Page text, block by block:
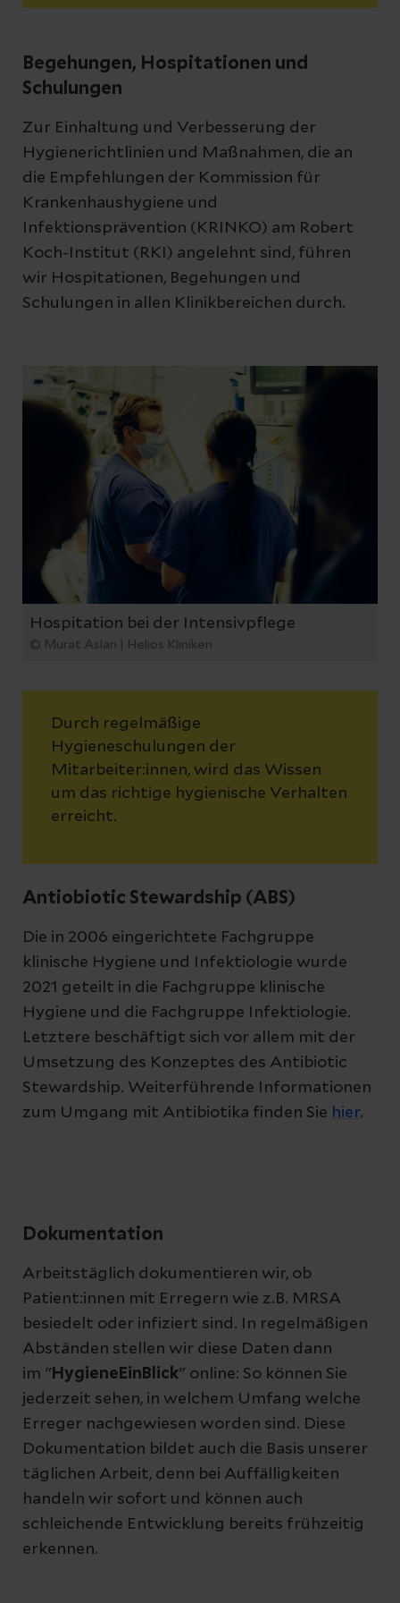
Begehungen, Hospitationen und
Schulungen
Zur Einhaltung und Verbesserung der
Hygienerichtlinien und Maßnahmen, die an
die Empfehlungen der Kommission für
Krankenhaushygiene und
Infektionsprävention (KRINKO) am Robert
Koch-Institut (RKI) angelehnt sind, führen
wir Hospitationen, Begehungen und
Schulungen in allen Klinikbereichen durch.
Hospitation bei der Intensivpflege
© Murat Aslan | Helios Kliniken
Durch regelmäßige
Hygieneschulungen der
Mitarbeiter:innen, wird das Wissen
um das richtige hygienische Verhalten
erreicht.
Antiobiotic Stewardship (ABS)
Die in 2006 eingerichtete Fachgruppe
klinische Hygiene und Infektiologie wurde
2021 geteilt in die Fachgruppe klinische
Hygiene und die Fachgruppe Infektiologie.
Letztere beschäftigt sich vor allem mit der
Umsetzung des Konzeptes des Antibiotic
Stewardship. Weiterführende Informationen
zum Umgang mit Antibiotika finden Sie hier.
Dokumentation
Arbeitstäglich dokumentieren wir, ob
Patient:innen mit Erregern wie z.B. MRSA
besiedelt oder infiziert sind. In regelmäßigen
Abständen stellen wir diese Daten dann
im " HygieneEinBlick" online: So können Sie
jederzeit sehen, in welchem Umfang welche
Erreger nachgewiesen worden sind. Diese
Dokumentation bildet auch die Basis unserer
täglichen Arbeit, denn bei Auffälligkeiten
handeln wir sofort und können auch
schleichende Entwicklung bereits frühzeitig
erkennen.